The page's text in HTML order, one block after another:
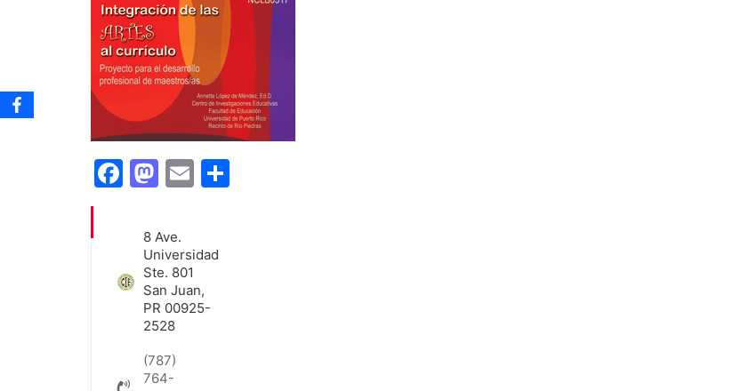
Facebook
Mastodon
Email
8 Ave.
Universidad
Ste. 801
San Juan,
PR 00925-
2528
(787)
764-